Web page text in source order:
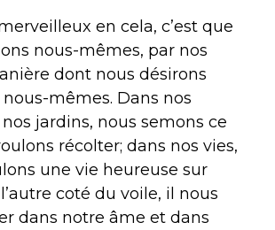
en cela, c’est que
nous-mêmes, par nos
dont nous désirons
mêmes. Dans nos
jardins, nous semons ce
récolter; dans nos vies,
une vie heureuse sur
coté du voile, il nous
dans notre âme et dans